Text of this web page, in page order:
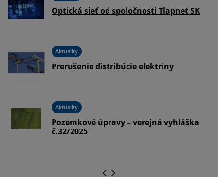
Optická sieť od spoločnosti Tlapnet SK
Aktuality
Prerušenie distribúcie elektriny
Aktuality
Pozemkové úpravy – verejná vyhláška
č.32/2025